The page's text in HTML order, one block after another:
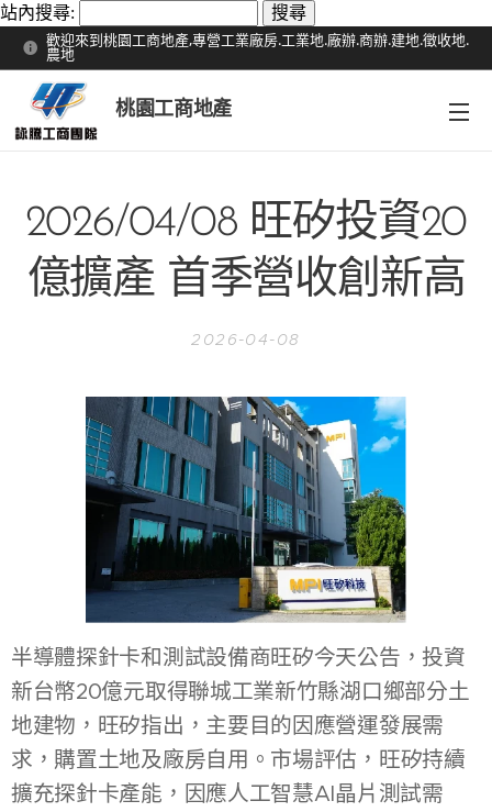
站內搜尋:
歡迎來到桃園工商地產,專營工業廠房.工業地.廠辦.商辦.建地.徵收地.
農地
桃園工商地產
2026/04/08 旺矽投資20
億擴產 首季營收創新高
2026-04-08
半導體探針卡和測試設備商旺矽今天公告，投資
新台幣20億元取得聯城工業新竹縣湖口鄉部分土
地建物，旺矽指出，主要目的因應營運發展需
求，購置土地及廠房自用。市場評估，旺矽持續
擴充探針卡產能，因應人工智慧AI晶片測試需